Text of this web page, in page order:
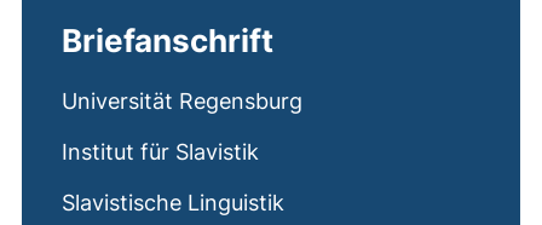
Briefanschrift
Universität Regensburg
Institut für Slavistik
Slavistische Linguistik